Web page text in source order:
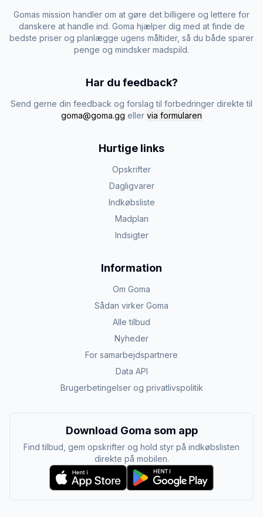
Gomas mission handler om at gøre det billigere og lettere for
danskere at handle ind. Goma hjælper dig med at finde de
bedste priser og planlægge ugens måltider, så du både sparer
penge og mindsker madspild.
Har du feedback?
Send gerne din feedback og forslag til forbedringer direkte til
goma@goma.gg eller via formularen
Hurtige links
Opskrifter
Dagligvarer
Indkøbsliste
Madplan
Indsigter
Information
Om Goma
Sådan virker Goma
Alle tilbud
Nyheder
For samarbejdspartnere
Data API
Brugerbetingelser og privatlivspolitik
Download Goma som app
Find tilbud, gem opskrifter og hold styr på indkøbslisten
direkte på mobilen.